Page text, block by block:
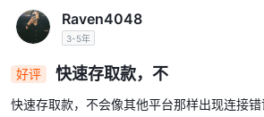
(+44) 208 638 0504 越南：(+84)
客户提供便捷的选择。此外，还可以通过以下
件：support@fxlcorp.com
司地址：FXLINK（英国）有限公司，编
街, 伦敦, wc1n 3ax, 英国。 FXLINK (越
Raven4048
3-5年
好评 快速存取款，不
快速存取款，不会像其他平台那样出现连接